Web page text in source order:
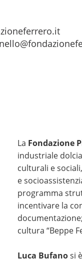
La Fondazione
industriale
culturali e
e
programma
incentivare la
cultura “Beppe
Luca Bufanosi